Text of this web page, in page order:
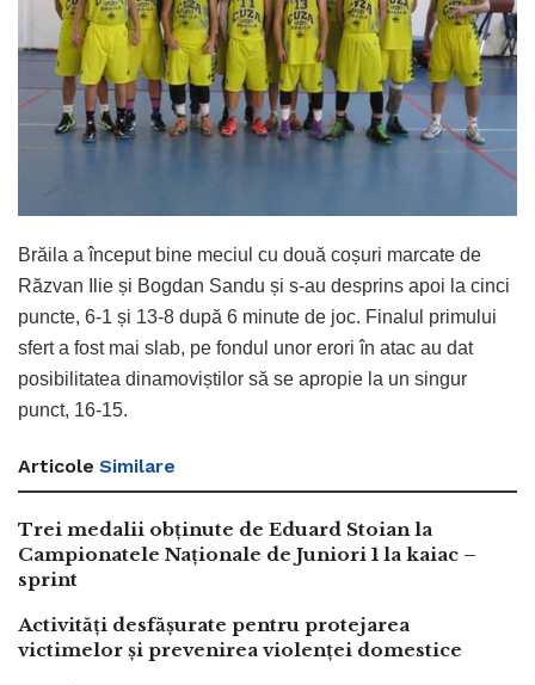
Brăila a început bine meciul cu două coșuri marcate de
Răzvan Ilie și Bogdan Sandu și s-au desprins apoi la cinci
puncte, 6-1 și 13-8 după 6 minute de joc. Finalul primului
sfert a fost mai slab, pe fondul unor erori în atac au dat
posibilitatea dinamoviștilor să se apropie la un singur
punct, 16-15.
Articole Similare
Trei medalii obținute de Eduard Stoian la
Campionatele Naționale de Juniori 1 la kaiac –
sprint
Activități desfășurate pentru protejarea
victimelor și prevenirea violenței domestice